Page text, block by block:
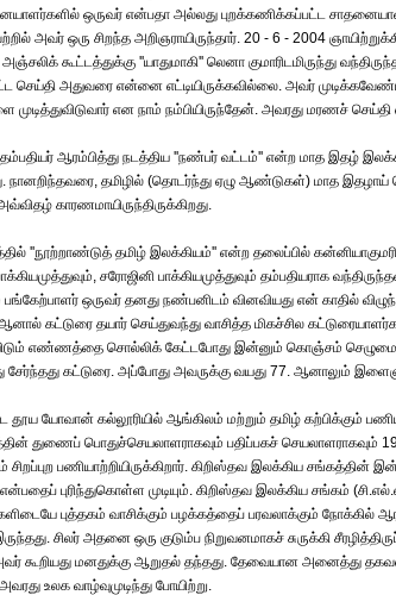
ஒருவர் என்பதா அல்லது புறக்கணிக்கப்பட்ட
அவர் ஒரு சிறந்த அறிஞராயிருந்தார். 20 - 6 - 2004
அஞ்சலிக் கூட்டத்துக்கு ''யாதுமாகி'' லெனா குமாரிடமிருந்து
செய்தி அதுவரை என்னை எட்டியிருக்கவில்லை. அவர்
என நாம் நம்பியிருந்தேன். அவரது மரணச் செய்தி
தம்பதியர் ஆரம்பித்து நடத்திய ''நண்பர் வட்டம்'' என்ற மாத இதழ்
தமிழில் (தொடர்ந்து ஏழு ஆண்டுகள்) மாத இதழாய்
காரணமாயிருந்திருக்கிறது.
''நூற்றாண்டுத் தமிழ் இலக்கியம்'' என்ற தலைப்பில்
சரோஜினி பாக்கியமுத்துவும் தம்பதியராக
ஒருவர் தனது நண்பனிடம் வினவியது என் காதில்
கட்டுரை தயார் செய்துவந்து வாசித்த மிகச்சில
எண்ணத்தை சொல்லிக் கேட்டபோது இன்னும் கொஞ்சம்
சேர்ந்தது கட்டுரை. அப்போது அவருக்கு வயது 77. ஆனாலும்
யோவான் கல்லூரியில் ஆங்கிலம் மற்றும் தமிழ் கற்பிக்கும்
துணைப் பொதுச்செயலாளராகவும் பதிப்பகச் செயலாளராகவும்
பணியாற்றியிருக்கிறார். கிறிஸ்தவ இலக்கிய சங்கத்தின்
புரிந்துகொள்ள முடியும். கிறிஸ்தவ இலக்கிய சங்கம்
புத்தகம் வாசிக்கும் பழக்கத்தைப் பரவலாக்கும் நோக்கில்
சிலர் அதனை ஒரு குடும்ப நிறுவனமாகச் சுருக்கி
கூறியது மனதுக்கு ஆறுதல் தந்தது. தேவையான அனைத்து
உலக வாழ்வுமுடிந்து போயிற்று.